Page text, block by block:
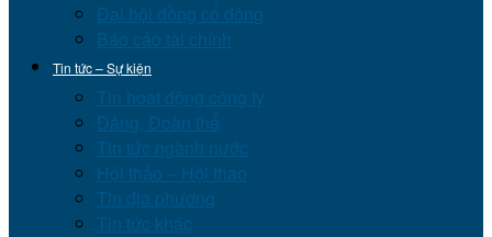
Đại hội đồng cổ đông
Báo cáo tài chính
Tin tức – Sự kiện
Tin hoạt động công ty
Đảng, Đoàn thể
Tin tức ngành nước
Hội thảo – Hội thao
Tin địa phương
Tin tức khác